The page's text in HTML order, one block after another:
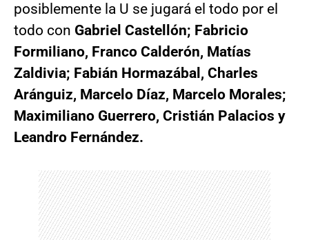
posiblemente la U se jugará el todo por el
todo con Gabriel Castellón; Fabricio
Formiliano, Franco Calderón, Matías
Zaldivia; Fabián Hormazábal, Charles
Aránguiz, Marcelo Díaz, Marcelo Morales;
Maximiliano Guerrero, Cristián Palacios y
Leandro Fernández.